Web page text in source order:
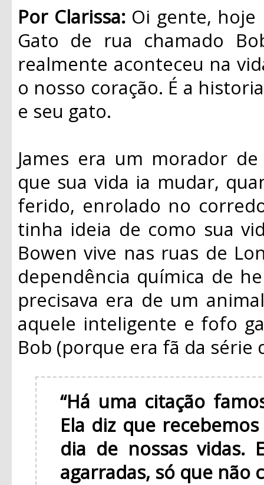
Por Clarissa: Oi gente, hoje
Gato de rua chamado
realmente aconteceu na
o nosso coração. É a
e seu gato.
James era um morador
que sua vida ia mudar,
ferido, enrolado no
tinha ideia de como sua
Bowen vive nas ruas de
dependência química de
precisava era de um
aquele inteligente e fofo
Bob (porque era fã da série
“Há uma citação
Ela diz que
dia de nossas vidas.
agarradas, só que não